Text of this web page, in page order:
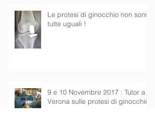
Le protesi di ginocchio non sono
tutte uguali !
9 e 10 Novembre 2017 : Tutor a
Verona sulle protesi di ginocchio